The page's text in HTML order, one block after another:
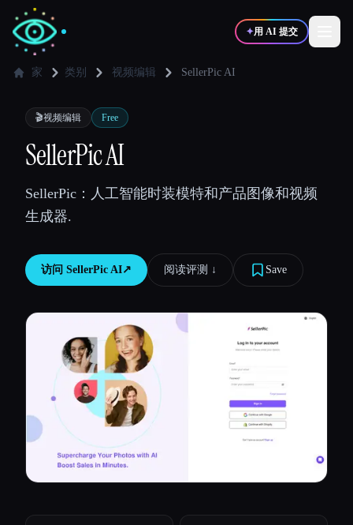
✦用 AI 提交
✍️写作者
💻
🎓学生
比较工具
关于
家 类别 视频编辑 SellerPic AI
🎬视频编辑 Free
SellerPic AI
SellerPic：人工智能时装模特和产品图像和视频
生成器.
访问 SellerPic AI↗︎ 阅读评测 ↓︎ Save